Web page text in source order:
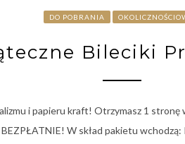
DO POBRANIA
Bileciki
i papieru kraft! Otrzymasz 1
W skład pakietu